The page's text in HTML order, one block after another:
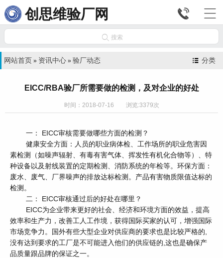
创思维验厂网 

 搜索
分类
网站首页 » 资讯中心 » 验厂动态
EICC/RBA验厂所需要做的检测，及对企业的好处
时间：2018-07-16 浏览:3379次
一： EICC审核需要做哪些方面的检测？
健康安全方面：人员的职业病体检、工作场所的职业危害因
素检测（如噪声辐射、有毒有害气体、挥发性有机化合物等）、特
种设备以及射线装置的定期检测、消防系统的年检等。环保方面：
废水、废气、厂界噪声的排放达标检测。产品有害物质限值达标的
检测。
二： EICC审核通过后的好处在哪里？
EICC为企业带来更好的社会、经济和环境方面的效益，提高
效率和生产力，改善工人工作境，获得国际买家的认可，增强国际
市场竞争力。国外有些大型企业对供应商的要求也是比较严格的,
没有达到要求的工厂是不可能进入他们的供应链的,这也是确保产
品质量跟品牌的保证之一。